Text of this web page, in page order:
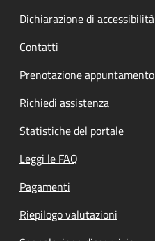
Dichiarazione di accessibilità
Contatti
Prenotazione appuntamento
Richiedi assistenza
Statistiche del portale
Leggi le FAQ
Pagamenti
Riepilogo valutazioni